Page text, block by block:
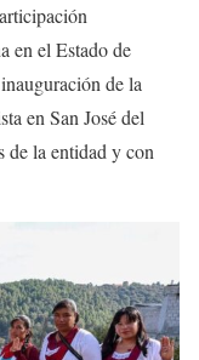
en el Estado de
de la
en San José del
de la entidad y con